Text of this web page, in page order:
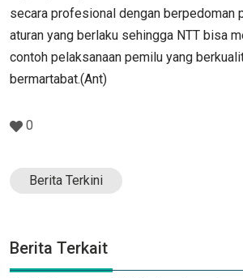
secara profesional dengan berpedoman
aturan yang berlaku sehingga NTT bisa
contoh pelaksanaan pemilu yang
bermartabat.(Ant)
0
Berita Terkini
Berita Terkait